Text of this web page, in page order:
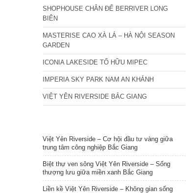
SHOPHOUSE CHÂN ĐẾ BERRIVER LONG
BIÊN
MASTERISE CAO XÀ LÁ – HÀ NỘI SEASON
GARDEN
ICONIA LAKESIDE TỐ HỮU MIPEC
IMPERIA SKY PARK NAM AN KHÁNH
VIỆT YÊN RIVERSIDE BẮC GIANG
Việt Yên Riverside – Cơ hội đầu tư vàng giữa
trung tâm công nghiệp Bắc Giang
Biệt thự ven sông Việt Yên Riverside – Sống
thượng lưu giữa miền xanh Bắc Giang
Liền kề Việt Yên Riverside – Không gian sống